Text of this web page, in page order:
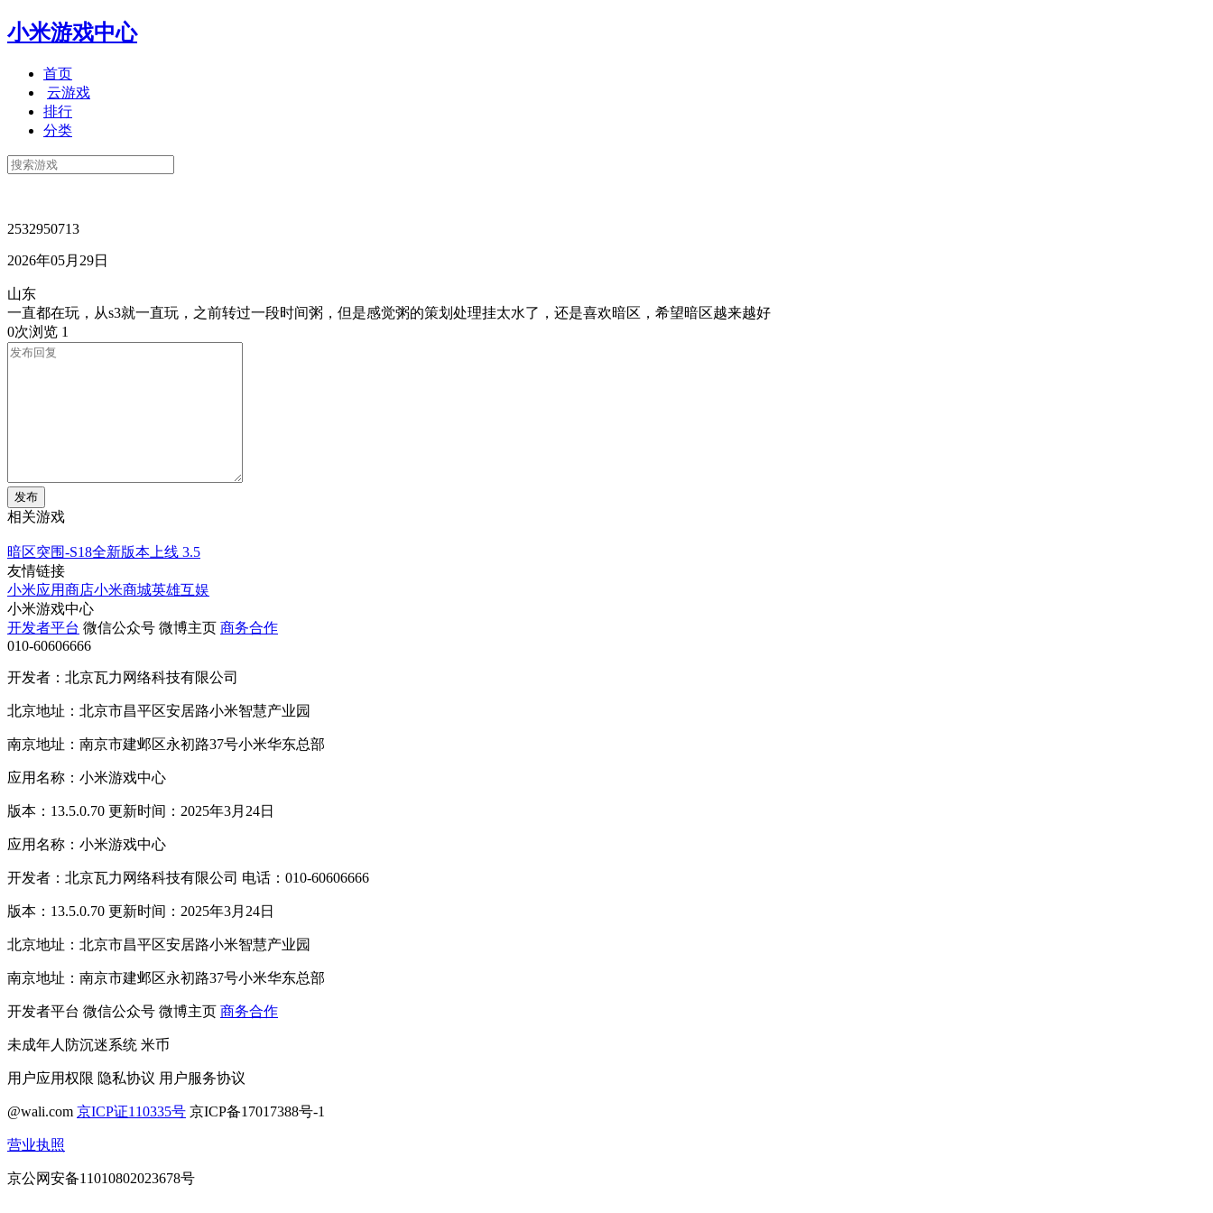
小米游戏中心
首页
云游戏
排行
分类
2532950713
2026年05月29日
山东
一直都在玩，从s3就一直玩，之前转过一段时间粥，但是感觉粥的策划处理挂太水了，还是喜欢暗区，希望暗区越来越好
0次浏览 1
发布
相关游戏
暗区突围-S18全新版本上线 3.5
友情链接
小米应用商店小米商城英雄互娱
小米游戏中心
开发者平台 微信公众号 微博主页 商务合作
010-60606666
开发者：北京瓦力网络科技有限公司
北京地址：北京市昌平区安居路小米智慧产业园
南京地址：南京市建邺区永初路37号小米华东总部
应用名称：小米游戏中心
版本：13.5.0.70 更新时间：2025年3月24日
应用名称：小米游戏中心
开发者：北京瓦力网络科技有限公司 电话：010-60606666
版本：13.5.0.70 更新时间：2025年3月24日
北京地址：北京市昌平区安居路小米智慧产业园
南京地址：南京市建邺区永初路37号小米华东总部
开发者平台 微信公众号 微博主页 商务合作
未成年人防沉迷系统 米币
用户应用权限 隐私协议 用户服务协议
@wali.com 京ICP证110335号 京ICP备17017388号-1
营业执照
京公网安备11010802023678号